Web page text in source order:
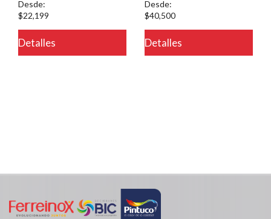
ver.php
Desde:
$22,199
Detalles
Desde:
$40,500
Detalles